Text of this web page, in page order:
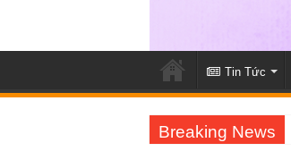
Tin Tức
Breaking News